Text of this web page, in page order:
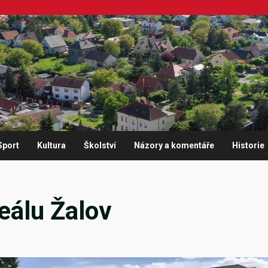
Kultura Školství Názory a komentáře Historie
Žalov